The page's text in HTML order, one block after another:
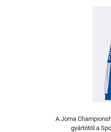
A Joma
gyártótól a